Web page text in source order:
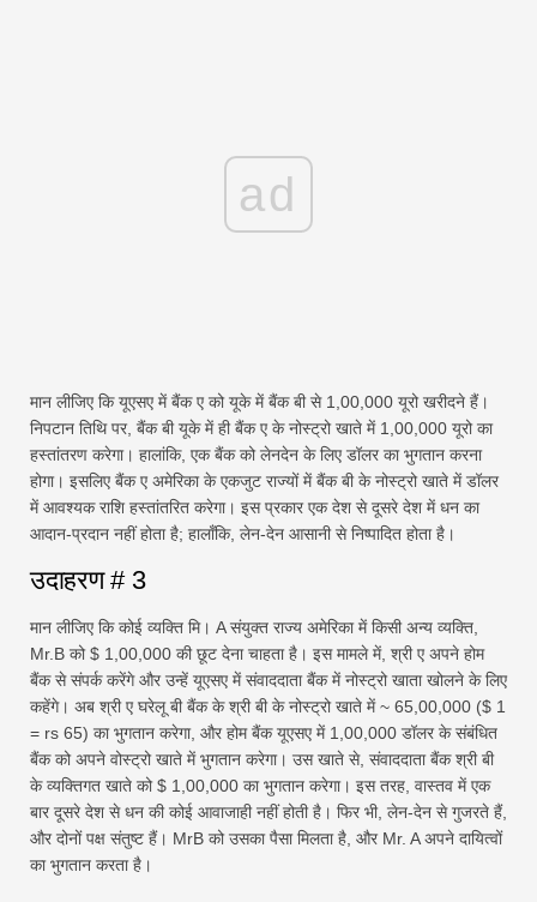
ad
मान लीजिए कि यूएसए में बैंक ए को यूके में बैंक बी से 1,00,000 यूरो खरीदने हैं।
निपटान तिथि पर, बैंक बी यूके में ही बैंक ए के नोस्ट्रो खाते में 1,00,000 यूरो का
हस्तांतरण करेगा। हालांकि, एक बैंक को लेनदेन के लिए डॉलर का भुगतान करना
होगा। इसलिए बैंक ए अमेरिका के एकजुट राज्यों में बैंक बी के नोस्ट्रो खाते में डॉलर
में आवश्यक राशि हस्तांतरित करेगा। इस प्रकार एक देश से दूसरे देश में धन का
आदान-प्रदान नहीं होता है; हालाँकि, लेन-देन आसानी से निष्पादित होता है।
उदाहरण # 3
मान लीजिए कि कोई व्यक्ति मि। A संयुक्त राज्य अमेरिका में किसी अन्य व्यक्ति,
Mr.B को $ 1,00,000 की छूट देना चाहता है। इस मामले में, श्री ए अपने होम
बैंक से संपर्क करेंगे और उन्हें यूएसए में संवाददाता बैंक में नोस्ट्रो खाता खोलने के लिए
कहेंगे। अब श्री ए घरेलू बी बैंक के श्री बी के नोस्ट्रो खाते में ~ 65,00,000 ($ 1
= rs 65) का भुगतान करेगा, और होम बैंक यूएसए में 1,00,000 डॉलर के संबंधित
बैंक को अपने वोस्ट्रो खाते में भुगतान करेगा। उस खाते से, संवाददाता बैंक श्री बी
के व्यक्तिगत खाते को $ 1,00,000 का भुगतान करेगा। इस तरह, वास्तव में एक
बार दूसरे देश से धन की कोई आवाजाही नहीं होती है। फिर भी, लेन-देन से गुजरते हैं,
और दोनों पक्ष संतुष्ट हैं। MrB को उसका पैसा मिलता है, और Mr. A अपने दायित्वों
का भुगतान करता है।